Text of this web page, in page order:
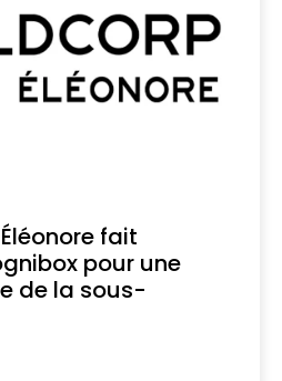
fait
pour une
de la sous-